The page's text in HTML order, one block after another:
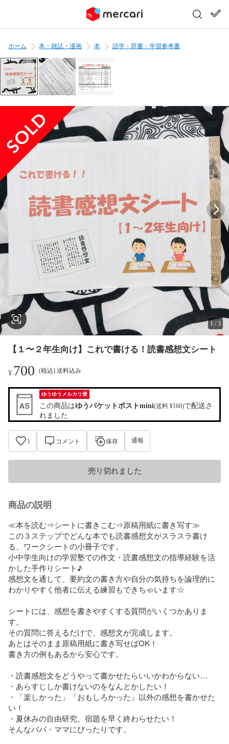
ホーム 本・雑誌・漫画 本 語学・辞書・学習参考書
1 /3
【１〜２年生向け】これで書ける！読書感想文シート
¥700 (税込) 送料込み
ゆうゆうメルカリ便
この商品はゆうパケットポストmini(送料 ¥160)で配送さ
れました
1 コメント 保存 通報
売り切れました
商品の説明
≪本を読む⇒シートに書きこむ⇒原稿用紙に書き写す≫
この３ステップでどんな本でも読書感想文がスラスラ書け
る、ワークシートの小冊子です。
小中学生向けの学習塾での作文・読書感想文の指導経験を活
かした手作りシート♪
感想文を通して、要約文の書き方や自分の気持ちを論理的に
わかりやすく他者に伝える練習もできちゃいます☆
シートには、感想を書きやすくする質問がいくつかありま
す。
その質問に答えるだけで、感想文が完成します。
あとはそのまま原稿用紙に書き写せばOK！
書き方の例もあるから安心です。
・読書感想文をどうやって書かせたらいいかわからない…
・あらすじしか書けないのをなんとかしたい！
・「楽しかった」「おもしろかった」以外の感想を書かせた
い！
・夏休みの自由研究、宿題を早く終わらせたい！
そんなパパ・ママにぴったりです。